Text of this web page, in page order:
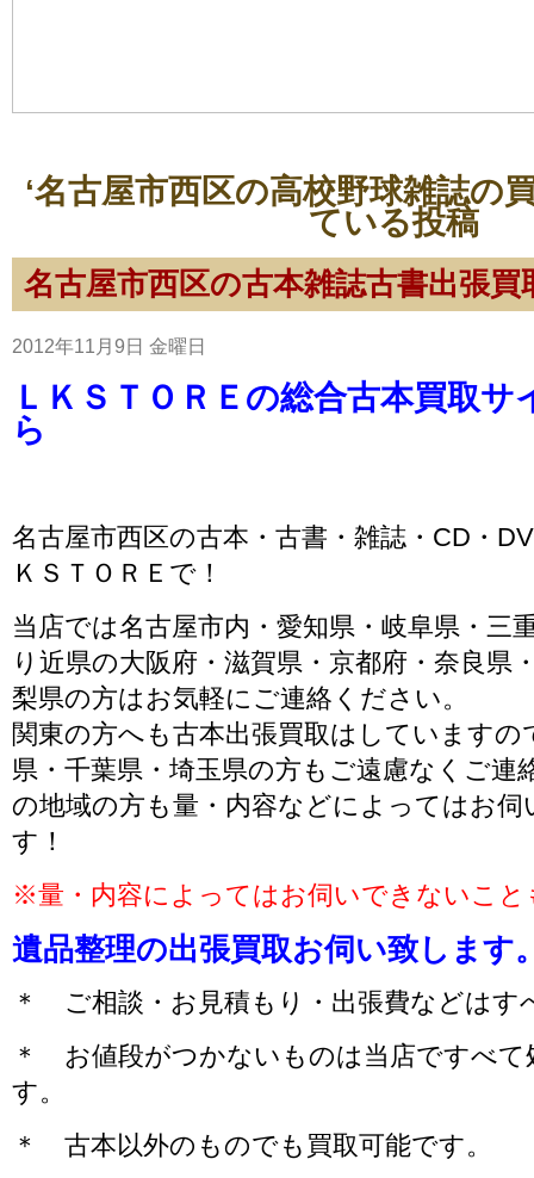
‘名古屋市西区の高校野球雑誌の
ている投稿
名古屋市西区の古本雑誌古書出張買
2012年11月9日 金曜日
ＬＫＳＴＯＲＥの総合古本買取サ
ら
名古屋市西区の古本・古書・雑誌・CD・
ＫＳＴＯＲＥで！
当店では名古屋市内・愛知県・岐阜県・三
り近県の大阪府・滋賀県・京都府・奈良県
梨県の方はお気軽にご連絡ください。
関東の方へも古本出張買取はしていますの
県・千葉県・埼玉県の方もご遠慮なくご連
の地域の方も量・内容などによってはお
す！
※量・内容によってはお伺いできないこと
遺品整理の出張買取お伺い致します
＊ ご相談・お見積もり・出張費などはす
＊ お値段がつかないものは当店ですべて
す。
＊ 古本以外のものでも買取可能です。